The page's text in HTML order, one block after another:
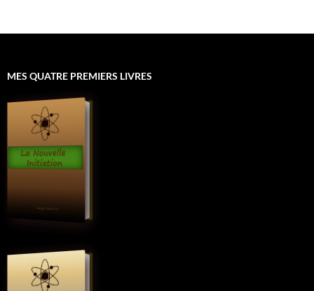
MES QUATRE PREMIERS LIVRES